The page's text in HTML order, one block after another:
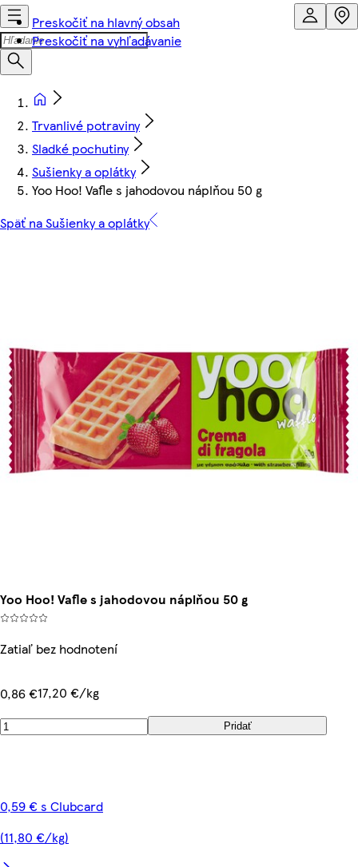
Preskočiť na hlavný obsah
Preskočiť na vyhľadávanie
Trvanlivé potraviny
Sladké pochutiny
Sušienky a oplátky
Yoo Hoo! Vafle s jahodovou náplňou 50 g
Späť na Sušienky a oplátky
Yoo Hoo! Vafle s jahodovou náplňou 50 g
Zatiaľ bez hodnotení
0,86 €17,20 €/kg
Pridať
0,59 € s Clubcard
(11,80 €/kg)